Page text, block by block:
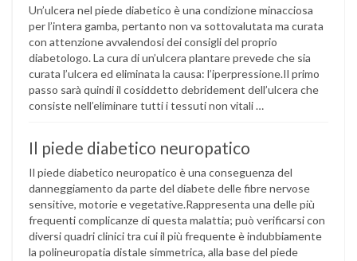
Un’ulcera nel piede diabetico è una condizione minacciosa
per l’intera gamba, pertanto non va sottovalutata ma curata
con attenzione avvalendosi dei consigli del proprio
diabetologo. La cura di un’ulcera plantare prevede che sia
curata l’ulcera ed eliminata la causa: l’iperpressione.Il primo
passo sarà quindi il cosiddetto debridement dell’ulcera che
consiste nell’eliminare tutti i tessuti non vitali …
Il piede diabetico neuropatico
Il piede diabetico neuropatico è una conseguenza del
danneggiamento da parte del diabete delle fibre nervose
sensitive, motorie e vegetative.Rappresenta una delle più
frequenti complicanze di questa malattia; può verificarsi con
diversi quadri clinici tra cui il più frequente è indubbiamente
la polineuropatia distale simmetrica, alla base del piede